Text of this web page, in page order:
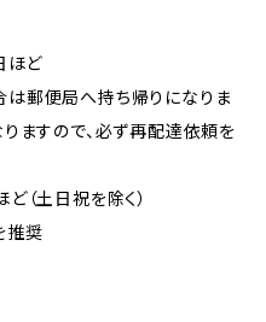
ほど
郵便局へ持ち帰りになりま
ますので、必ず再配達依頼を
（土日祝を除く）
推奨